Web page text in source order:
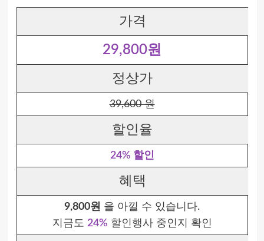
가격
29,800원
정상가
39,600 원
할인율
24% 할인
혜택
9,800원 을 아낄 수 있습니다.
지금도 24% 할인행사 중인지 확인